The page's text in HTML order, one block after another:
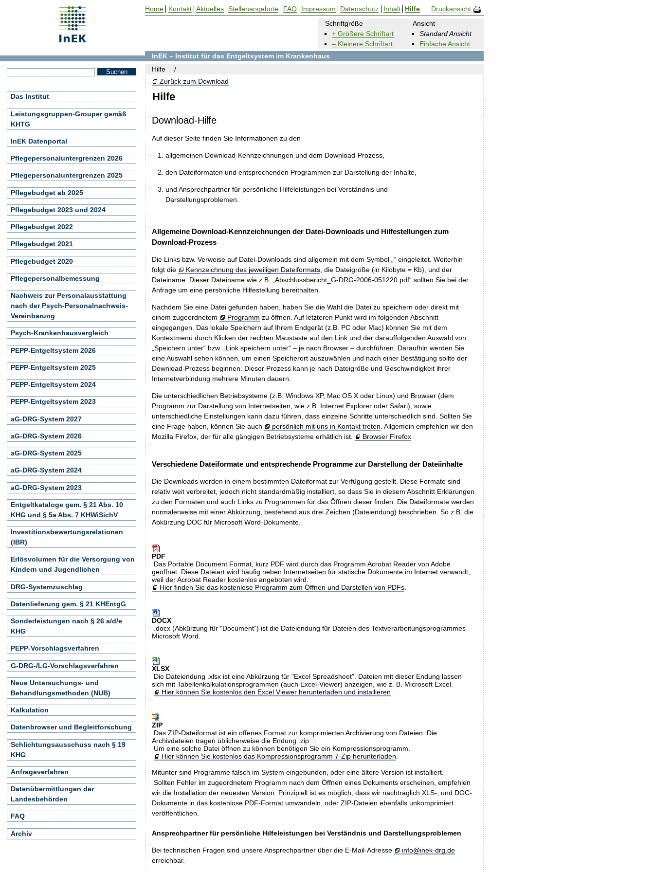
Hilfe
Schriftgröße
+ Größere Schriftart
– Kleinere Schriftart
Ansicht
Standard Ansicht
Einfache Ansicht
Zurück zum Download
Download-Hilfe
Auf dieser Seite finden Sie Informationen zu den
allgemeinen Download-Kennzeichnungen und dem Download-Prozess,
den Dateiformaten und entsprechenden Programmen zur Darstellung der Inhalte,
und Ansprechpartner für persönliche Hilfeleistungen bei Verständnis und
Darstellungsproblemen.
Allgemeine Download-Kennzeichnungen der Datei-Downloads und Hilfestellungen zum
Download-Prozess
Die Links bzw. Verweise auf Datei-Downloads sind allgemein mit dem Symbol „“ eingeleitet. Weiterhin
folgt die
Kennzeichnung des jeweiligen Dateiformats, die Dateigröße (in Kilobyte = Kb), und der
Dateiname. Dieser Dateiname wie z.B. „Abschlussbericht_G-DRG-2006-051220.pdf“ sollten Sie bei der
Anfrage um eine persönliche Hilfestellung bereithalten.
Nachdem Sie eine Datei gefunden haben, haben Sie die Wahl die Datei zu speichern oder direkt mit
einem zugeordnetem
Programm zu öffnen. Auf letzteren Punkt wird im folgenden Abschnitt
eingegangen. Das lokale Speichern auf Ihrem Endgerät (z.B. PC oder Mac) können Sie mit dem
Kontextmenü durch Klicken der rechten Maustaste auf den Link und der darauffolgenden Auswahl von
„Speichern unter“ bzw. „Link speichern unter“ – je nach Browser – durchführen. Daraufhin werden Sie
eine Auswahl sehen können, um einen Speicherort auszuwählen und nach einer Bestätigung sollte der
Download-Prozess beginnen. Dieser Prozess kann je nach Dateigröße und Geschwindigkeit ihrer
Internetverbindung mehrere Minuten dauern.
Die unterschiedlichen Betriebsysteme (z.B. Windows XP, Mac OS X oder Linux) und Browser (dem
Programm zur Darstellung von Internetseiten, wie z.B. Internet Explorer oder Safari), sowie
unterschiedliche Einstellungen kann dazu führen, dass einzelne Schritte unterschiedlich sind. Sollten Sie
eine Frage haben, können Sie auch
persönlich mit uns in Kontakt treten . Allgemein empfehlen wir den
Mozilla Firefox, der für alle gängigen Betriebsysteme erhätlich ist.
Browser Firefox
Verschiedene Dateiformate und entsprechende Programme zur Darstellung der Dateiinhalte
Die Downloads werden in einem bestimmten Dateiformat zur Verfügung gestellt. Diese Formate sind
relativ weit verbreitet, jedoch nicht standardmäßig installiert, so dass Sie in diesem Abschnitt Erklärungen
zu den Formaten und auch Links zu Programmen für das Öffnen dieser finden. Die Dateiformate werden
normalerweise mit einer Abkürzung, bestehend aus drei Zeichen (Dateiendung) beschrieben. So z.B. die
Abkürzung DOC für Microsoft Word-Dokumente.
PDF
Das Portable Document Format, kurz PDF wird durch das Programm Acrobat Reader von Adobe
geöffnet. Diese Dateiart wird häufig neben Internetseiten für statische Dokumente im Internet verwandt,
weil der Acrobat Reader kostenlos angeboten wird.
Hier finden Sie das kostenlose Programm zum Öffnen und Darstellen von PDFs.
DOCX
.docx (Abkürzung für "Document") ist die Dateiendung für Dateien des Textverarbeitungsprogrammes
Microsoft Word.
XLSX
Die Dateiendung .xlsx ist eine Abkürzung für "Excel Spreadsheet". Dateien mit dieser Endung lassen
sich mit Tabellenkalkulationsprogrammen (auch Excel-Viewer) anzeigen, wie z. B. Microsoft Excel.
Hier können Sie kostenlos den Excel Viewer herunterladen und installieren
ZIP
Das ZIP-Dateiformat ist ein offenes Format zur komprimierten Archivierung von Dateien. Die
Archivdateien tragen üblicherweise die Endung .zip.
Um eine solche Datei öffnen zu können benötigen Sie ein Kompressionsprogramm.
Hier können Sie kostenlos das Kompressionsprogramm 7-Zip herunterladen
Mitunter sind Programme falsch im System eingebunden, oder eine ältere Version ist installiert.
Sollten Fehler im zugeordnetem Programm nach dem Öffnen eines Dokuments erscheinen, empfehlen
wir die Installation der neuesten Version. Prinzipiell ist es möglich, dass wir nachträglich XLS-, und DOC-
Dokumente in das kostenlose PDF-Format umwandeln, oder ZIP-Dateien ebenfalls unkomprimiert
veröffentlichen.
Ansprechpartner für persönliche Hilfeleistungen bei Verständnis und Darstellungsproblemen
Bei technischen Fragen sind unsere Ansprechpartner über die E-Mail-Adresse
info@inek-drg.de
erreichbar.
InEK – Institut für das Entgeltsystem im Krankenhaus
Hilfe
Das Institut
Leistungsgruppen-Grouper gemäß
KHTG
InEK Datenportal
Pflegepersonaluntergrenzen 2026
Pflegepersonaluntergrenzen 2025
Pflegebudget ab 2025
Pflegebudget 2023 und 2024
Pflegebudget 2022
Pflegebudget 2021
Pflegebudget 2020
Pflegepersonalbemessung
Nachweis zur Personalausstattung
nach der Psych-Personalnachweis-
Vereinbarung
Psych-Krankenhausvergleich
PEPP-Entgeltsystem 2026
PEPP-Entgeltsystem 2025
PEPP-Entgeltsystem 2024
PEPP-Entgeltsystem 2023
aG-DRG-System 2027
aG-DRG-System 2026
aG-DRG-System 2025
aG-DRG-System 2024
aG-DRG-System 2023
Entgeltkataloge gem. § 21 Abs. 10
KHG und § 5a Abs. 7 KHWiSichV
Investitionsbewertungsrelationen
(IBR)
Erlösvolumen für die Versorgung von
Kindern und Jugendlichen
DRG-Systemzuschlag
Datenlieferung gem. § 21 KHEntgG
Sonderleistungen nach § 26 a/d/e
KHG
PEPP-Vorschlagsverfahren
G-DRG-/LG-Vorschlagsverfahren
Neue Untersuchungs- und
Behandlungsmethoden (NUB)
Kalkulation
Datenbrowser und Begleitforschung
Schlichtungsausschuss nach § 19
KHG
Anfrageverfahren
Datenübermittlungen der
Landesbehörden
FAQ
Archiv
Home Kontakt Aktuelles Stellenangebote FAQ Impressum Datenschutz Inhalt Hilfe Druckansicht